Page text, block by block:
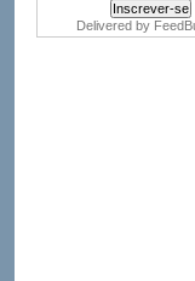
Delivered by